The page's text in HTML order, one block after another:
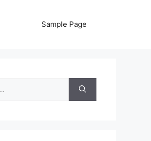
Sample Page